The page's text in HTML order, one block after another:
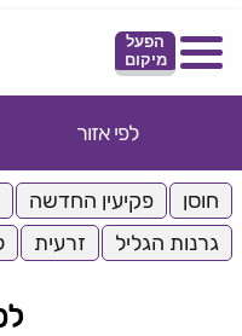
הפעל
מיקום
לפי אזור
חוסן פקיעין החדשה
גרנות הגליל
זרעית